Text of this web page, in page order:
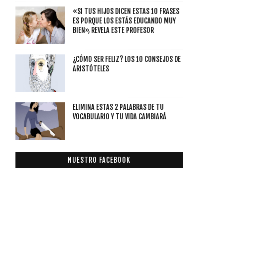
«SI TUS HIJOS DICEN ESTAS 10 FRASES
ES PORQUE LOS ESTÁS EDUCANDO MUY
BIEN», REVELA ESTE PROFESOR
¿CÓMO SER FELIZ? LOS 10 CONSEJOS DE
ARISTÓTELES
ELIMINA ESTAS 2 PALABRAS DE TU
VOCABULARIO Y TU VIDA CAMBIARÁ
NUESTRO FACEBOOK